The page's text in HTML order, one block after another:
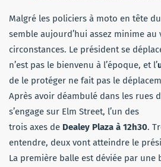
Malgré les policiers à moto en tête
semble aujourd’hui assez minime au
circonstances. Le président se
n’est pas le bienvenu à l’époque, et l’
de le protéger ne fait pas le
Après avoir déambulé dans les rues
s’engage sur Elm Street, l’un des
trois axes de Dealey Plaza à 12h30.
entendre, deux vont atteindre le
La première balle est déviée par une